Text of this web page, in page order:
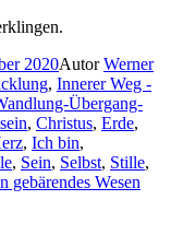
2020AutorWerner
, Innerer Weg -
Übergang-
, Christus, Erde,
, Ich bin,
, Sein, Selbst, Stille,
gebärendes Wesen